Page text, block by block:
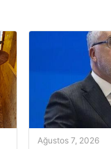
Ağustos 7, 2026